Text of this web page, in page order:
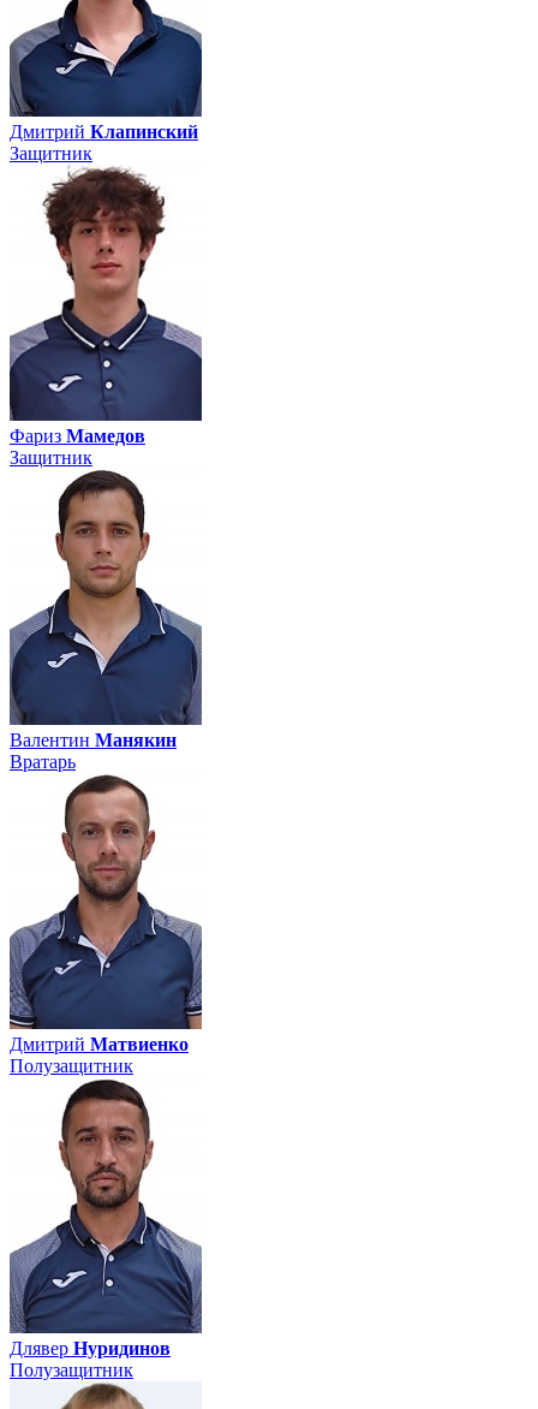
Дмитрий Клапинский
Защитник
Фариз Мамедов
Защитник
Валентин Манякин
Вратарь
Дмитрий Матвиенко
Полузащитник
Длявер Нуридинов
Полузащитник